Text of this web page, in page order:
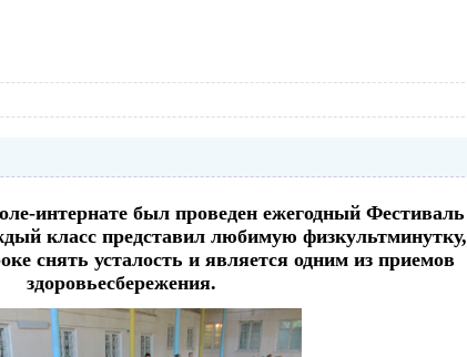
интернате был проведен ежегодный Фестиваль
класс представил любимую физкультминутку,
снять усталость и является одним из приемов
здоровьесбережения.